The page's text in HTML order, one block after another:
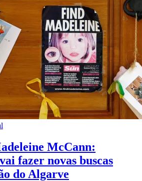
McCann:
fazer novas buscas
do Algarve